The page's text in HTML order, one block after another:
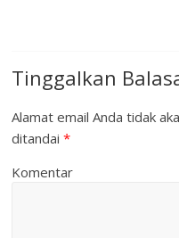
Tinggalkan
Alamat email Anda tidak
ditandai*
Komentar